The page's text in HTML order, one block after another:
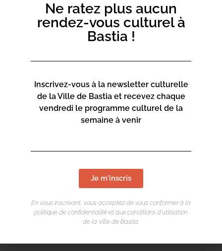
LIEU DE L'ÉVÉNEMENT
Ne ratez plus aucun
rendez-vous culturel à
Bastia !
Inscrivez-vous à la newsletter culturelle
de la Ville de Bastia et recevez chaque
vendredi le programme culturel de la
semaine à venir
Je m'inscris
En vous inscrivant, vous acceptez de vous conformer à la
politique de confidentialité et aux conditions d’utilisation
de la Ville de Bastia.